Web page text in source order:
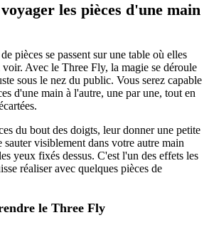
les pièces d'une main
pièces se passent sur une table où elles
Avec le Three Fly, la magie se déroule
sous le nez du public. Vous serez capable
d'une main à l'autre, une par une, tout en
du bout des doigts, leur donner une petite
sauter visiblement dans votre autre main
yeux fixés dessus. C'est l'un des effets les
réaliser avec quelques pièces de
le Three Fly